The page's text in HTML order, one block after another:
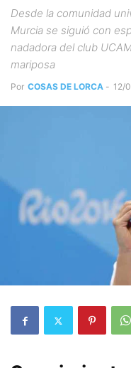
Desde la comunidad
Murcia se siguió con
nadadora del club
mariposa
Por COSAS DE LORCA - 12/